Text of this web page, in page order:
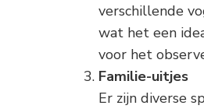
verschillende
wat het een
voor het
Familie-uitjes
Er zijn diverse